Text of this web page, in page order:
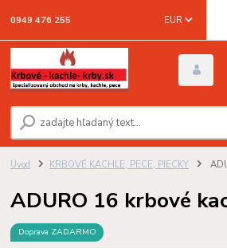
EUR
0949 476 255
Úvod KRBOVÉ KACHLE, PECE, PIECKY
ADURO 16 krbové
Doprava ZADARMO